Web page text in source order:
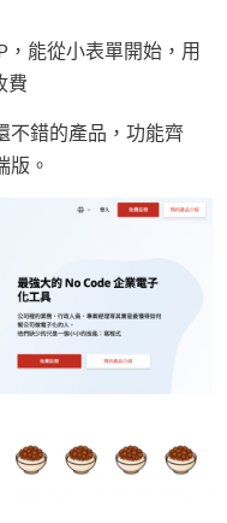
，能從小表單開始，用
費
不錯的產品，功能齊
版。